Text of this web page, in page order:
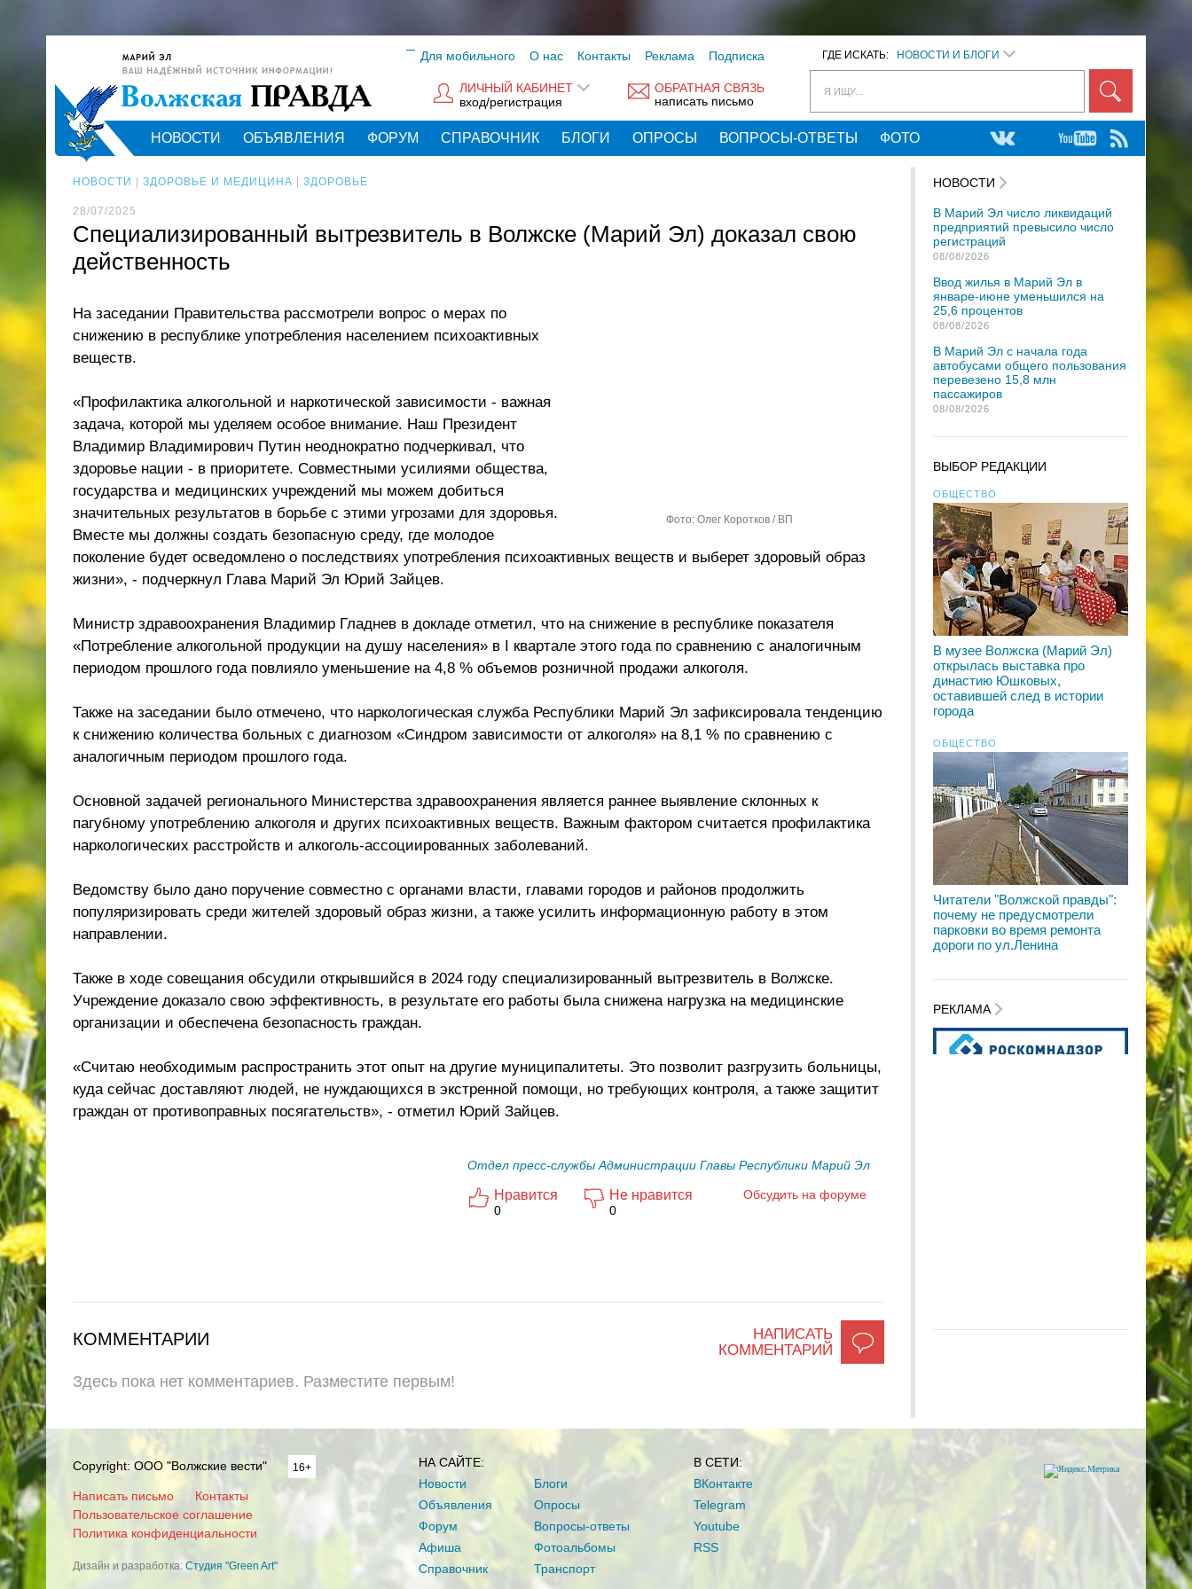
ГДЕ ИСКАТЬ: НОВОСТИ И БЛОГИ
Я ИЩУ...
Для мобильного О нас Контакты Реклама Подписка
ОБРАТНАЯ СВЯЗЬ
написать письмо
ЛИЧНЫЙ КАБИНЕТ
вход/регистрация
НОВОСТИ ОБЪЯВЛЕНИЯ ФОРУМ СПРАВОЧНИК БЛОГИ ОПРОСЫ ВОПРОСЫ-ОТВЕТЫ ФОТО
НОВОСТИ ЗДОРОВЬЕ И МЕДИЦИНА ЗДОРОВЬЕ
28/07/2025
Специализированный вытрезвитель в Волжске (Марий Эл) доказал свою
действенность
Фото: Олег Коротков / ВП
На заседании Правительства рассмотрели вопрос о мерах по
снижению в республике употребления населением психоактивных
веществ.
«Профилактика алкогольной и наркотической зависимости - важная
задача, которой мы уделяем особое внимание. Наш Президент
Владимир Владимирович Путин неоднократно подчеркивал, что
здоровье нации - в приоритете. Совместными усилиями общества,
государства и медицинских учреждений мы можем добиться
значительных результатов в борьбе с этими угрозами для здоровья.
Вместе мы должны создать безопасную среду, где молодое
поколение будет осведомлено о последствиях употребления психоактивных веществ и выберет здоровый образ
жизни», - подчеркнул Глава Марий Эл Юрий Зайцев.
Министр здравоохранения Владимир Гладнев в докладе отметил, что на снижение в республике показателя
«Потребление алкогольной продукции на душу населения» в I квартале этого года по сравнению с аналогичным
периодом прошлого года повлияло уменьшение на 4,8 % объемов розничной продажи алкоголя.
Также на заседании было отмечено, что наркологическая служба Республики Марий Эл зафиксировала тенденцию
к снижению количества больных с диагнозом «Синдром зависимости от алкоголя» на 8,1 % по сравнению с
аналогичным периодом прошлого года.
Основной задачей регионального Министерства здравоохранения является раннее выявление склонных к
пагубному употреблению алкоголя и других психоактивных веществ. Важным фактором считается профилактика
наркологических расстройств и алкоголь-ассоциированных заболеваний.
Ведомству было дано поручение совместно с органами власти, главами городов и районов продолжить
популяризировать среди жителей здоровый образ жизни, а также усилить информационную работу в этом
направлении.
Также в ходе совещания обсудили открывшийся в 2024 году специализированный вытрезвитель в Волжске.
Учреждение доказало свою эффективность, в результате его работы была снижена нагрузка на медицинские
организации и обеспечена безопасность граждан.
«Считаю необходимым распространить этот опыт на другие муниципалитеты. Это позволит разгрузить больницы,
куда сейчас доставляют людей, не нуждающихся в экстренной помощи, но требующих контроля, а также защитит
граждан от противоправных посягательств», - отметил Юрий Зайцев.
Отдел пресс-службы Администрации Главы Республики Марий Эл
Нравится
0
Не нравится
0
Обсудить на форуме
НАПИСАТЬ
КОММЕНТАРИЙ
КОММЕНТАРИИ
Здесь пока нет комментариев. Разместите первым!
НОВОСТИ
В Марий Эл число ликвидаций
предприятий превысило число
регистраций
08/08/2026
Ввод жилья в Марий Эл в
январе-июне уменьшился на
25,6 процентов
08/08/2026
В Марий Эл с начала года
автобусами общего пользования
перевезено 15,8 млн
пассажиров
08/08/2026
ВЫБОР РЕДАКЦИИ
ОБЩЕСТВО
В музее Волжска (Марий Эл)
открылась выставка про
династию Юшковых,
оставившей след в истории
города
ОБЩЕСТВО
Читатели "Волжской правды":
почему не предусмотрели
парковки во время ремонта
дороги по ул.Ленина
РЕКЛАМА
Copyright: ООО "Волжские вести" 16+
Написать письмо
Контакты
Пользовательское соглашение
Политика конфиденциальности
Дизайн и разработка: Студия "Green Art"
НА САЙТЕ:
Новости
Объявления
Форум
Афиша
Справочник
Блоги
Опросы
Вопросы-ответы
Фотоальбомы
Транспорт
В СЕТИ:
ВКонтакте
Telegram
Youtube
RSS